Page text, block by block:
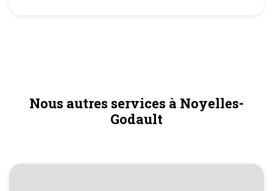
Nous autres services à Noyelles-
Godault